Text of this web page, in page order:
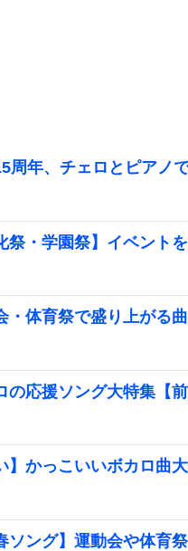
周年、チェロとピアノ
祭・学園祭】イベント
・体育祭で盛り上がる
の応援ソング大特集【前
】かっこいいボカロ曲
ソング】運動会や体育